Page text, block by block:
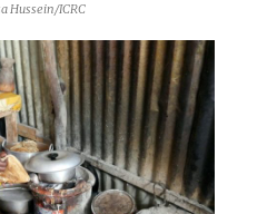
Hussein/ICRC